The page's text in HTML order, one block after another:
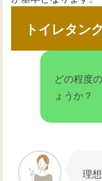
トイレタン
どの程度
ょうか？
理